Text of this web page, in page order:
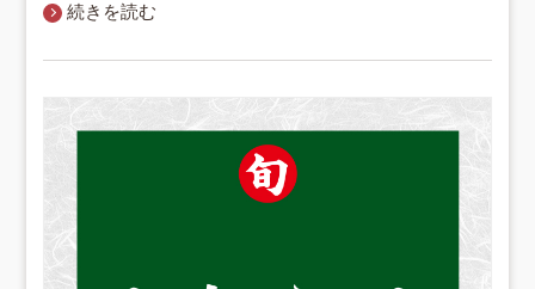
続きを読む